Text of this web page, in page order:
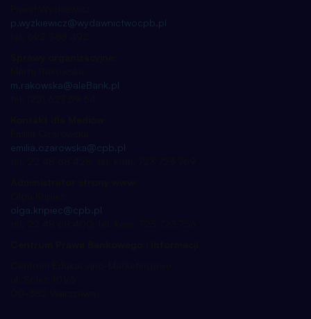
p.wyzkiewicz@wydawnictwocpb.pl
m.rakowska@aleBank.pl
emilia.ozarowska@cpb.pl
olga.kripiec@cpb.pl